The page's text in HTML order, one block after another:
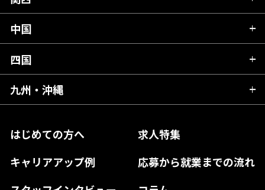
はじめての方へ
求人特集
キャリアアップ例
応募から就業までの流れ
岩手県
宮城県
福島県
千葉県
東京都
神奈川県
石川県
山梨県
長野県
静岡県
愛知県
滋賀県
京都府
大阪府
奈良県
和歌山県
中国
広島県
岡山県
島根県
山口県
四国
愛媛県
徳島県
九州・沖縄